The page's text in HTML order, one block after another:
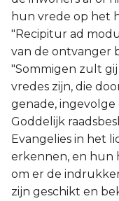
hun vrede op het
"Recipitur ad
van de ontvanger
"Sommigen zult
vredes zijn, die
genade,
Goddelijk
Evangelies in het
erkennen, en hun
om er de
zijn geschikt en